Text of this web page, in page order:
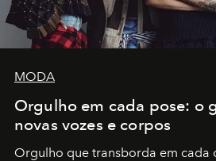
MODA
Orgulho em cada pose: o
novas vozes e corpos
Orgulho que transborda em cada